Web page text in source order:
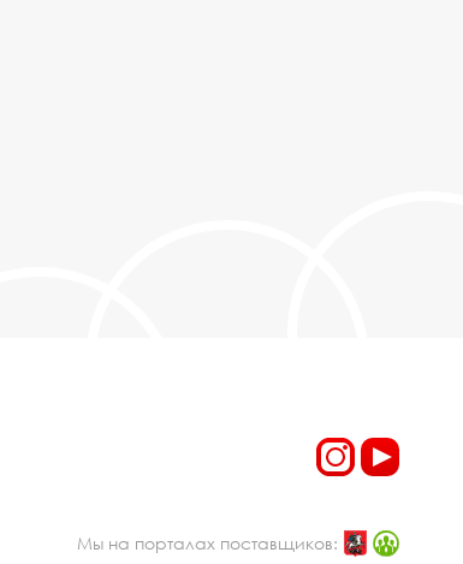
Мы на порталах поставщиков: